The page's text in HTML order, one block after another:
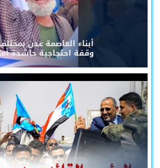
أبناء العاصمة عدن
وقفة احتجاجية حاشدة